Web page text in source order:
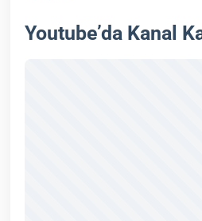
Youtube’da Kanal